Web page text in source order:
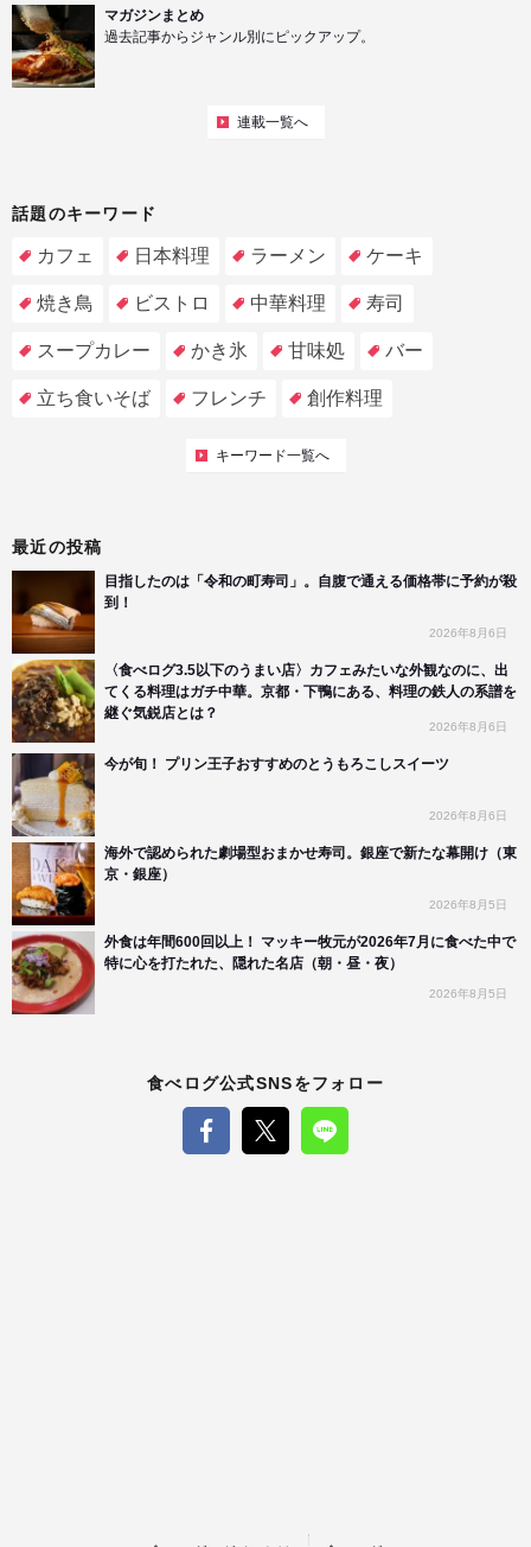
マガジンまとめ
過去記事からジャンル別にピックアップ。
連載一覧へ
話題のキーワード
カフェ 日本料理 ラーメン ケーキ
焼き鳥 ビストロ 中華料理 寿司
スープカレー かき氷 甘味処 バー
立ち食いそば フレンチ 創作料理
キーワード一覧へ
最近の投稿
目指したのは「令和の町寿司」。自腹で通える価格帯に予約が殺
到！
2026年8月6日
〈食べログ3.5以下のうまい店〉カフェみたいな外観なのに、出
てくる料理はガチ中華。京都・下鴨にある、料理の鉄人の系譜を
継ぐ気鋭店とは？
2026年8月6日
今が旬！ プリン王子おすすめのとうもろこしスイーツ
2026年8月6日
海外で認められた劇場型おまかせ寿司。銀座で新たな幕開け（東
京・銀座）
2026年8月5日
外食は年間600回以上！ マッキー牧元が2026年7月に食べた中で
特に心を打たれた、隠れた名店（朝・昼・夜）
2026年8月5日
食べログ公式SNSをフォロー